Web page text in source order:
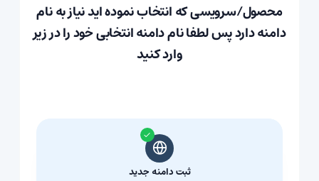
محصول/سرویسی که انتخاب نموده اید نیاز به نام
دامنه دارد پس لطفا نام دامنه انتخابی خود را در زیر
وارد کنید
ثبت دامنه جدید